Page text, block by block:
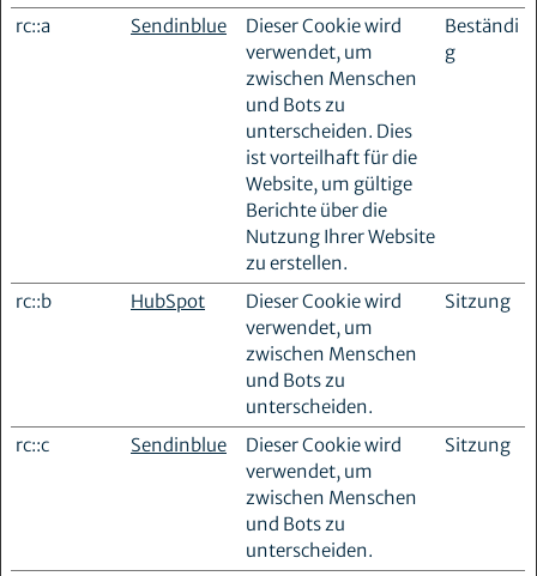
rc::a Sendinblue
Dieser Cookie wird
verwendet, um
zwischen Menschen
und Bots zu
unterscheiden. Dies
ist vorteilhaft für die
Website, um gültige
Berichte über die
Nutzung Ihrer Website
zu erstellen.
Beständi
g
rc::b HubSpot
Dieser Cookie wird
verwendet, um
zwischen Menschen
und Bots zu
unterscheiden.
Sitzung
rc::c Sendinblue
Dieser Cookie wird
verwendet, um
zwischen Menschen
und Bots zu
unterscheiden.
Sitzung